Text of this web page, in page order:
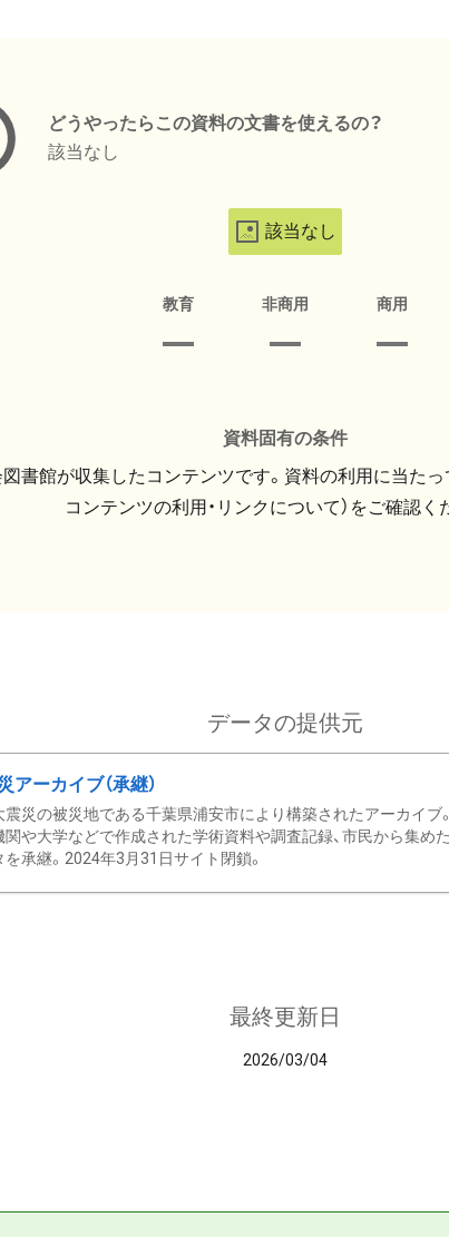
どうやったらこの資料の文書を使えるの？
該当なし
該当なし
教育 非商用 商用
資料固有の条件
書館が収集したコンテンツです。資料の利用に当たっ
コンテンツの利用・リンクについて）をご確認く
データの提供元
アーカイブ（承継）
災の被災地である千葉県浦安市により構築されたアーカイブ
関や大学などで作成された学術資料や調査記録、市民から集め
を承継。2024年3月31日サイト閉鎖。
最終更新日
2026/03/04